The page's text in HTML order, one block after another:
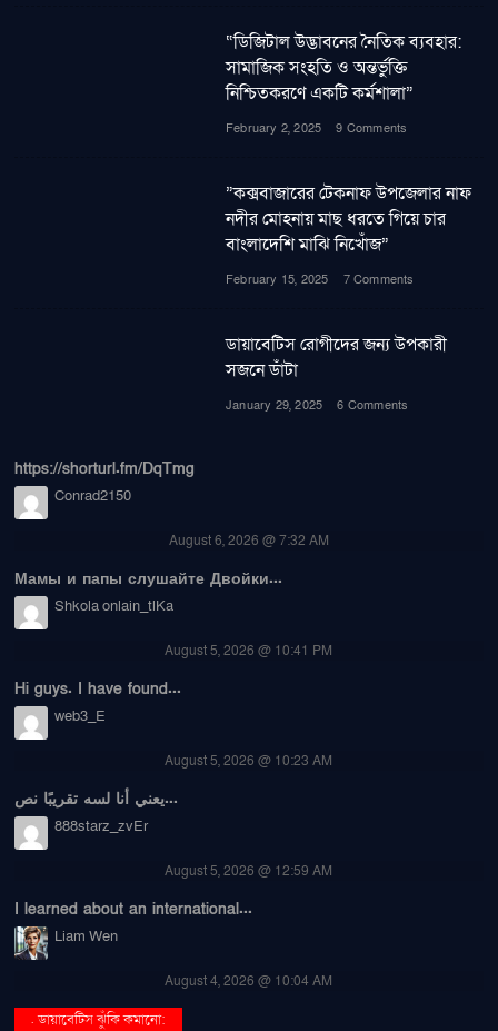
“ডিজিটাল উদ্ভাবনের নৈতিক ব্যবহার:
সামাজিক সংহতি ও অন্তর্ভুক্তি
নিশ্চিতকরণে একটি কর্মশালা”
February 2, 2025 9 Comments
”কক্সবাজারের টেকনাফ উপজেলার নাফ
নদীর মোহনায় মাছ ধরতে গিয়ে চার
বাংলাদেশি মাঝি নিখোঁজ”
February 15, 2025 7 Comments
ডায়াবেটিস রোগীদের জন্য উপকারী
সজনে ডাঁটা
January 29, 2025 6 Comments
https://shorturl.fm/DqTmg
Conrad2150
August 6, 2026 @ 7:32 AM
Мамы и папы слушайте Двойки...
Shkola onlain_tlKa
August 5, 2026 @ 10:41 PM
Hi guys. I have found...
web3_E
August 5, 2026 @ 10:23 AM
يعني أنا لسه تقريبًا نص...
888starz_zvEr
August 5, 2026 @ 12:59 AM
I learned about an international...
Liam Wen
August 4, 2026 @ 10:04 AM
. ডায়াবেটিস ঝুঁকি কমানো: